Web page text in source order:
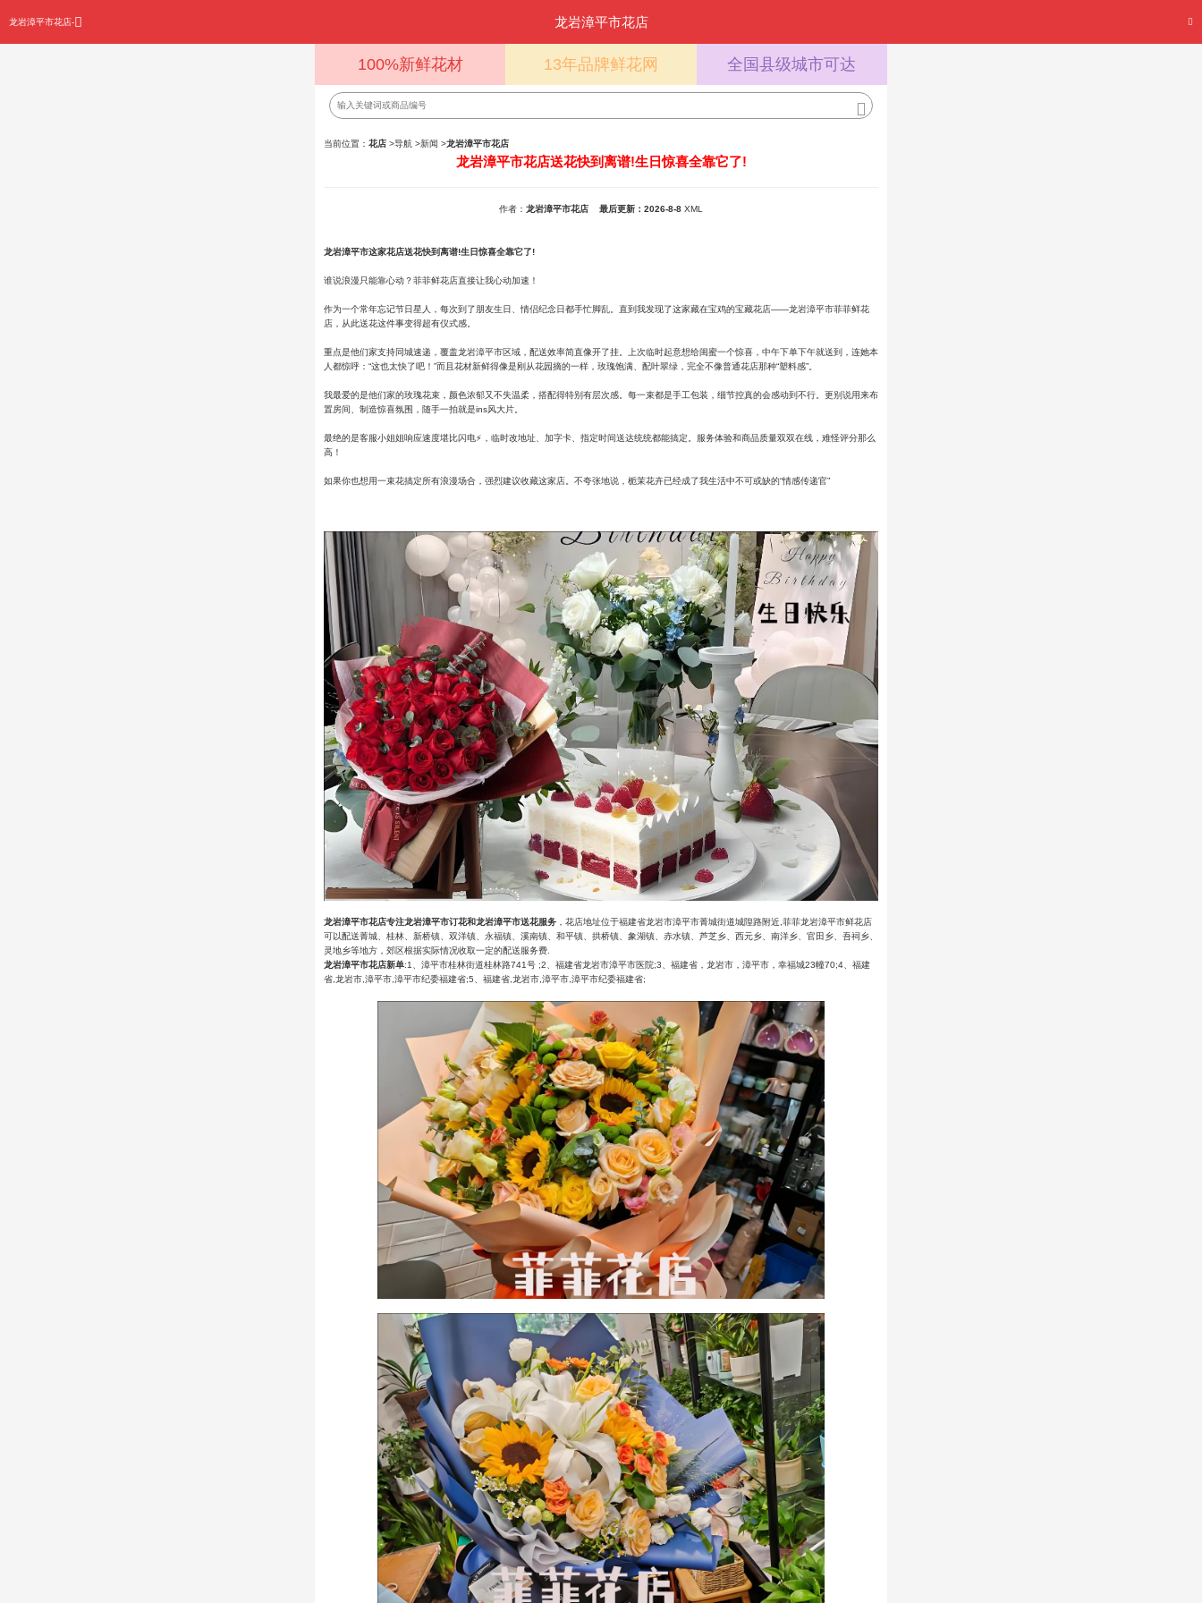
龙岩漳平市花店- 龙岩漳平市花店
100%新鲜花材 13年品牌鲜花网 全国县级城市可达
当前位置： 花店 >导航 >新闻 >龙岩漳平市花店
龙岩漳平市花店送花快到离谱!生日惊喜全靠它了!
作者： 龙岩漳平市花店 最后更新：2026-8-8 XML
龙岩漳平市这家花店送花快到离谱!生日惊喜全靠它了!
谁说浪漫只能靠心动？菲菲鲜花店直接让我心动加速！
作为一个常年忘记节日星人，每次到了朋友生日、情侣纪念日都手忙脚乱。直到我发现了这家藏在宝鸡的宝藏花店——龙岩漳平市菲菲鲜花
店，从此送花这件事变得超有仪式感。
重点是他们家支持同城速递，覆盖龙岩漳平市区域，配送效率简直像开了挂。上次临时起意想给闺蜜一个惊喜，中午下单下午就送到，连她本
人都惊呼：“这也太快了吧！”而且花材新鲜得像是刚从花园摘的一样，玫瑰饱满、配叶翠绿，完全不像普通花店那种“塑料感”。
我最爱的是他们家的玫瑰花束，颜色浓郁又不失温柔，搭配得特别有层次感。每一束都是手工包装，细节控真的会感动到不行。更别说用来布
置房间、制造惊喜氛围，随手一拍就是ins风大片。
最绝的是客服小姐姐响应速度堪比闪电⚡️，临时改地址、加字卡、指定时间送达统统都能搞定。服务体验和商品质量双双在线，难怪评分那么
高！
如果你也想用一束花搞定所有浪漫场合，强烈建议收藏这家店。不夸张地说，栀茉花卉已经成了我生活中不可或缺的“情感传递官”
龙岩漳平市花店专注龙岩漳平市订花和龙岩漳平市送花服务 ，花店地址位于福建省龙岩市漳平市菁城街道城隍路附近,菲菲龙岩漳平市鲜花店
可以配送菁城、桂林、新桥镇、双洋镇、永福镇、溪南镇、和平镇、拱桥镇、象湖镇、赤水镇、芦芝乡、西元乡、南洋乡、官田乡、吾祠乡、
灵地乡等地方，郊区根据实际情况收取一定的配送服务费.
龙岩漳平市花店新单:1、漳平市桂林街道桂林路741号 ;2、福建省龙岩市漳平市医院;3、福建省，龙岩市，漳平市，幸福城23幢70;4、福建
省,龙岩市,漳平市,漳平市纪委福建省;5、福建省,龙岩市,漳平市,漳平市纪委福建省;